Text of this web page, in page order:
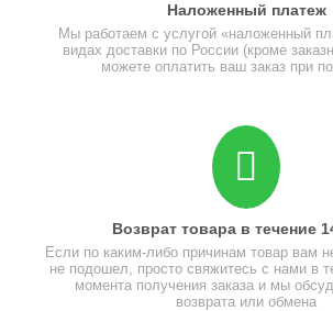
Наложенный платеж
Мы работаем с услугой «наложенный
видах доставки по России (кроме
можете оплатить ваш заказ при
Возврат товара в течение
Если по каким-либо причинам товар вам
не подошел, просто свяжитесь с нами в
момента получения заказа и мы
возврата или обмена